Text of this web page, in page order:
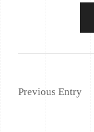
Previous Entry